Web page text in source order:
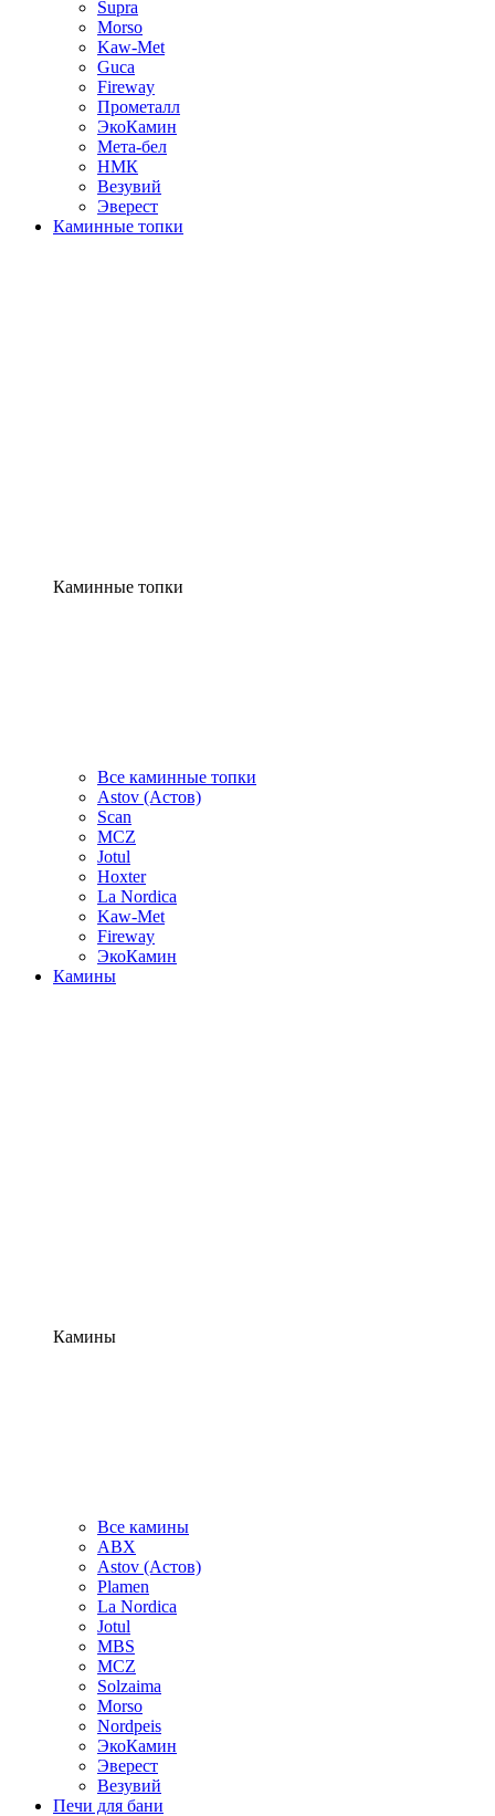
Supra
Morso
Kaw-Met
Guca
Fireway
Прометалл
ЭкоКамин
Мета-бел
НМК
Везувий
Эверест
Каминные топки
Каминные топки
Все каминные топки
Astov (Астов)
Scan
MCZ
Jotul
Hoxter
La Nordica
Kaw-Met
Fireway
ЭкоКамин
Камины
Камины
Все камины
ABX
Astov (Астов)
Plamen
La Nordica
Jotul
MBS
MCZ
Solzaima
Morso
Nordpeis
ЭкоКамин
Эверест
Везувий
Печи для бани